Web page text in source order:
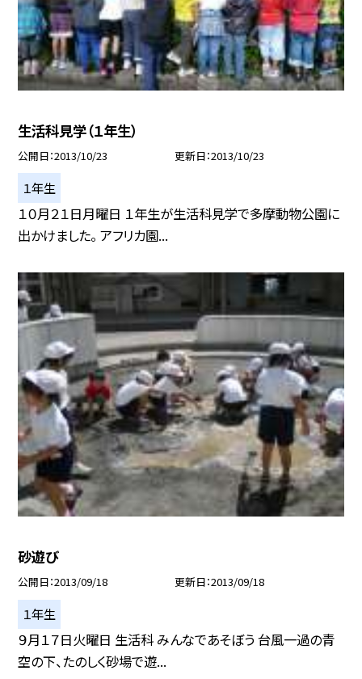
生活科見学（１年生）
公開日 2013/10/23 更新日 2013/10/23
１年生
１０月２１日月曜日 １年生が生活科見学で多摩動物公園に
出かけました。 アフリカ園...
砂遊び
公開日 2013/09/18 更新日 2013/09/18
１年生
９月１７日火曜日 生活科 みんなであそぼう 台風一過の青
空の下、たのしく砂場で遊...